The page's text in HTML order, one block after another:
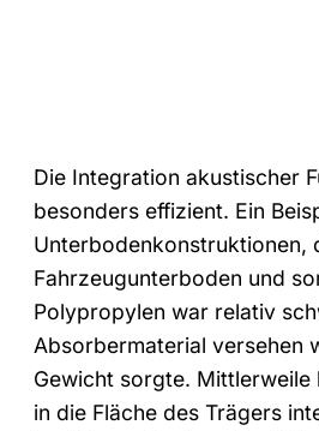
Die Integration akustischer
besonders effizient. Ein
Unterbodenkonstruktionen,
Fahrzeugunterboden und
Polypropylen war relativ
Absorbermaterial versehen
Gewicht sorgte. Mittlerweile
in die Fläche des Trägers